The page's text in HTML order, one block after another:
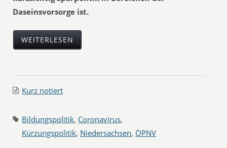
Daseinsvorsorge ist.
WEITERLESEN
Kurz notiert
Bildungspolitik, Coronavirus,
Kürzungspolitik, Niedersachsen, ÖPNV